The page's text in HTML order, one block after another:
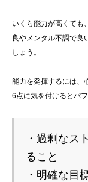
いくら能力が高くても
良やメンタル不調で良
しょう。
能力を発揮するには、
6点に気を付けるとパ
・過剰なス
ること
・明確な目